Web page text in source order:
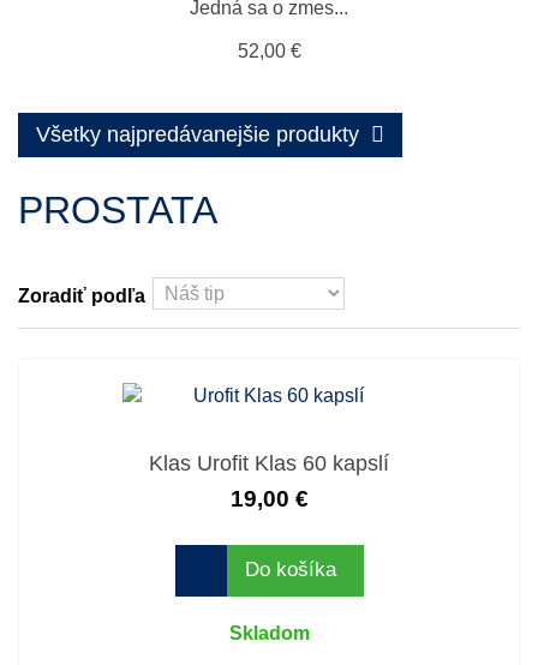
Jedná sa o zmes...
52,00 €
Všetky najpredávanejšie produkty
PROSTATA
Zoradiť podľa
Klas Urofit Klas 60 kapslí
19,00 €
Do košíka
Skladom